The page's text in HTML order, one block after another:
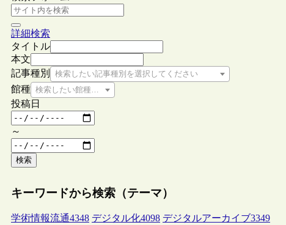
詳細検索
タイトル
本文
記事種別
検索したい記事種別を選択してください
館種 検索したい館種を選択してください
投稿日
～
検索
キーワードから検索（テーマ）
学術情報流通4348 デジタル化4098 デジタルアーカイブ3349